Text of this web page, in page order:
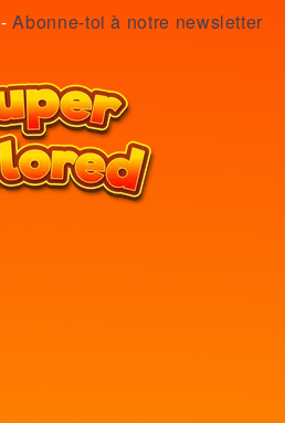
-Abonne-toi à notre newsletter